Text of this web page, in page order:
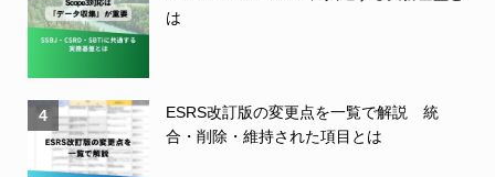
は
4
ESRS改訂版の変更点を一覧で解説 統
合・削除・維持された項目とは